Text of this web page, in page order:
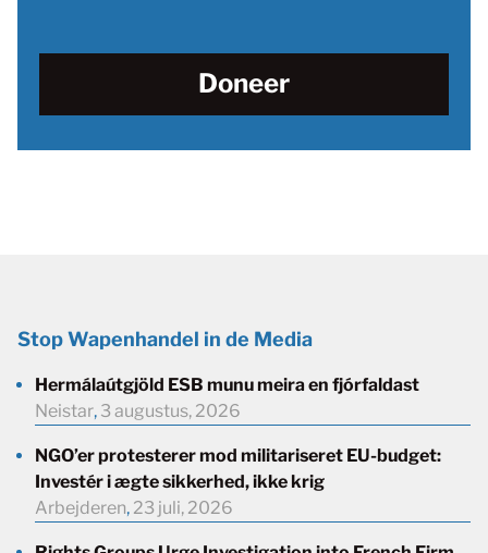
Doneer
Stop Wapenhandel in de Media
Hermálaútgjöld ESB munu meira en fjórfaldast
Neistar, 3 augustus, 2026
NGO’er protesterer mod militariseret EU-budget:
Investér i ægte sikkerhed, ikke krig
Arbejderen, 23 juli, 2026